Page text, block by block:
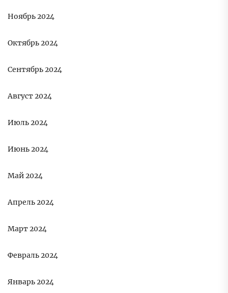
Ноябрь 2024
Октябрь 2024
Сентябрь 2024
Август 2024
Июль 2024
Июнь 2024
Май 2024
Апрель 2024
Март 2024
Февраль 2024
Январь 2024